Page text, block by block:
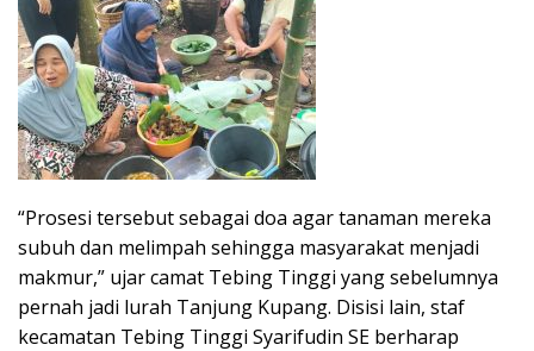
“Prosesi tersebut sebagai doa agar tanaman mereka
subuh dan melimpah sehingga masyarakat menjadi
makmur,” ujar camat Tebing Tinggi yang sebelumnya
pernah jadi lurah Tanjung Kupang. Disisi lain, staf
kecamatan Tebing Tinggi Syarifudin SE berharap